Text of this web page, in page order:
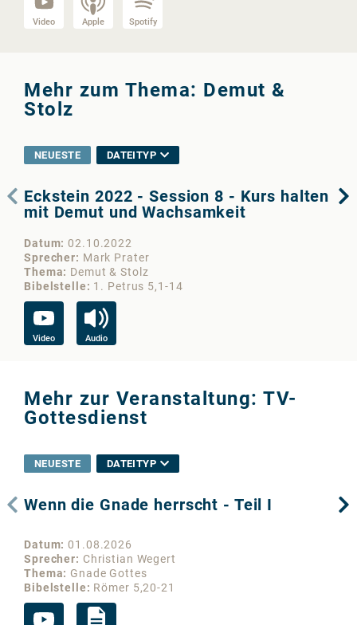
Video Apple Spotify
Mehr zum Thema: Demut &
Stolz
NEUESTE DATEITYP
Eckstein 2022 - Session 8 - Kurs halten
mit Demut und Wachsamkeit
Datum 02.10.2022
Sprecher
Mark Prater
Thema
Demut & Stolz
Bibelstelle
1. Petrus 5,1-14
Video Audio
Mehr zur Veranstaltung: TV-
Gottesdienst
NEUESTE DATEITYP
Wenn die Gnade herrscht - Teil I
Datum 01.08.2026
Sprecher
Christian Wegert
Thema
Gnade Gottes
Bibelstelle
Römer 5,20-21